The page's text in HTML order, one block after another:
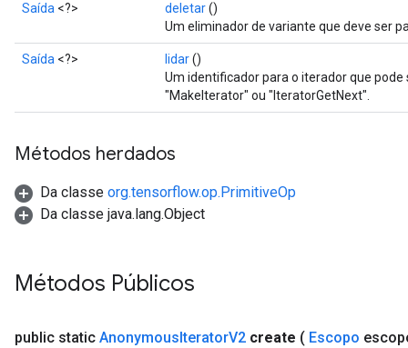
Saída <?> deletar()
Um eliminador de variante que deve ser
Saída <?> lidar()
Um identificador para o iterador que
"MakeIterator" ou "IteratorGetNext".
Métodos herdados
Da classe org.tensorflow.op.PrimitiveOp
Da classe java.lang.Object
Métodos Públicos
public static AnonymousIteratorV2 create ( Escopo